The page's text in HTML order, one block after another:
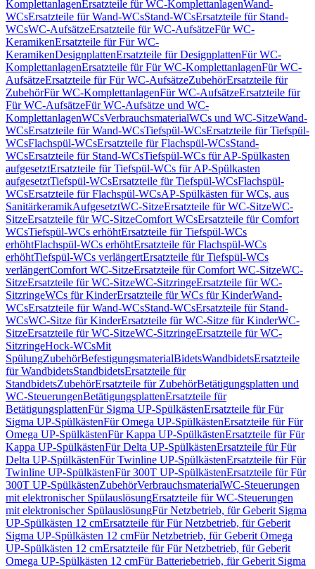
KomplettanlagenErsatzteile für WC-KomplettanlagenWand-
WCsErsatzteile für Wand-WCsStand-WCsErsatzteile für Stand-
WCsWC-AufsätzeErsatzteile für WC-AufsätzeFür WC-
KeramikenErsatzteile für Für WC-
KeramikenDesignplattenErsatzteile für DesignplattenFür WC-
KomplettanlagenErsatzteile für Für WC-KomplettanlagenFür WC-
AufsätzeErsatzteile für Für WC-AufsätzeZubehörErsatzteile für
ZubehörFür WC-KomplettanlagenFür WC-AufsätzeErsatzteile für
Für WC-AufsätzeFür WC-Aufsätze und WC-
KomplettanlagenWCsVerbrauchsmaterialWCs und WC-SitzeWand-
WCsErsatzteile für Wand-WCsTiefspül-WCsErsatzteile für Tiefspül-
WCsFlachspül-WCsErsatzteile für Flachspül-WCsStand-
WCsErsatzteile für Stand-WCsTiefspül-WCs für AP-Spülkasten
aufgesetztErsatzteile für Tiefspül-WCs für AP-Spülkasten
aufgesetztTiefspül-WCsErsatzteile für Tiefspül-WCsFlachspül-
WCsErsatzteile für Flachspül-WCsAP-Spülkästen für WCs, aus
SanitärkeramikAufgesetztWC-SitzeErsatzteile für WC-SitzeWC-
SitzeErsatzteile für WC-SitzeComfort WCsErsatzteile für Comfort
WCsTiefspül-WCs erhöhtErsatzteile für Tiefspül-WCs
erhöhtFlachspül-WCs erhöhtErsatzteile für Flachspül-WCs
erhöhtTiefspül-WCs verlängertErsatzteile für Tiefspül-WCs
verlängertComfort WC-SitzeErsatzteile für Comfort WC-SitzeWC-
SitzeErsatzteile für WC-SitzeWC-SitzringeErsatzteile für WC-
SitzringeWCs für KinderErsatzteile für WCs für KinderWand-
WCsErsatzteile für Wand-WCsStand-WCsErsatzteile für Stand-
WCsWC-Sitze für KinderErsatzteile für WC-Sitze für KinderWC-
SitzeErsatzteile für WC-SitzeWC-SitzringeErsatzteile für WC-
SitzringeHock-WCsMit
SpülungZubehörBefestigungsmaterialBidetsWandbidetsErsatzteile
für WandbidetsStandbidetsErsatzteile für
StandbidetsZubehörErsatzteile für ZubehörBetätigungsplatten und
WC-SteuerungenBetätigungsplattenErsatzteile für
BetätigungsplattenFür Sigma UP-SpülkästenErsatzteile für Für
Sigma UP-SpülkästenFür Omega UP-SpülkästenErsatzteile für Für
Omega UP-SpülkästenFür Kappa UP-SpülkästenErsatzteile für Für
Kappa UP-SpülkästenFür Delta UP-SpülkästenErsatzteile für Für
Delta UP-SpülkästenFür Twinline UP-SpülkästenErsatzteile für Für
Twinline UP-SpülkästenFür 300T UP-SpülkästenErsatzteile für Für
300T UP-SpülkästenZubehörVerbrauchsmaterialWC-Steuerungen
mit elektronischer SpülauslösungErsatzteile für WC-Steuerungen
mit elektronischer SpülauslösungFür Netzbetrieb, für Geberit Sigma
UP-Spülkästen 12 cmErsatzteile für Für Netzbetrieb, für Geberit
Sigma UP-Spülkästen 12 cmFür Netzbetrieb, für Geberit Omega
UP-Spülkästen 12 cmErsatzteile für Für Netzbetrieb, für Geberit
Omega UP-Spülkästen 12 cmFür Batteriebetrieb, für Geberit Sigma